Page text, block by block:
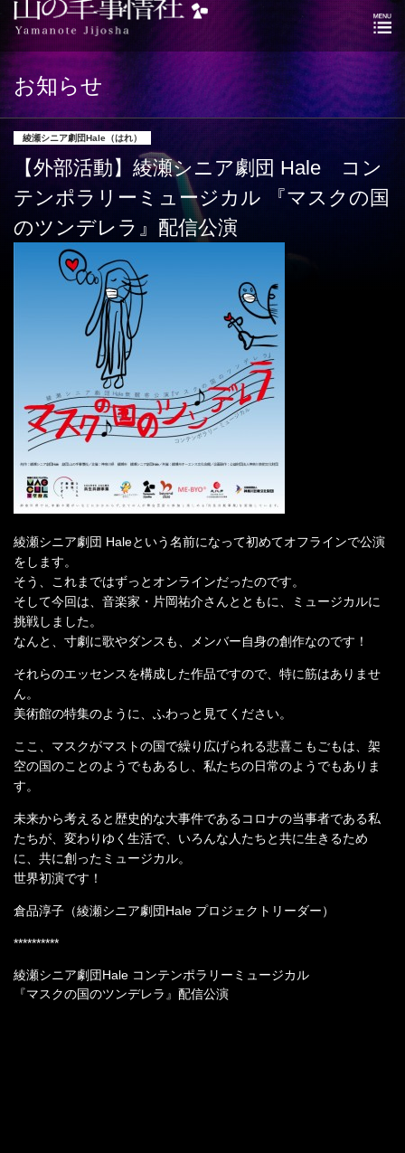
お知らせ
綾瀬シニア劇団Hale（はれ）
【外部活動】綾瀬シニア劇団 Hale コン
テンポラリーミュージカル 『マスクの国
のツンデレラ』配信公演
綾瀬シニア劇団 Haleという名前になって初めてオフラインで公演
をします。
そう、これまではずっとオンラインだったのです。
そして今回は、音楽家・片岡祐介さんとともに、ミュージカルに
挑戦しました。
なんと、寸劇に歌やダンスも、メンバー自身の創作なのです！
それらのエッセンスを構成した作品ですので、特に筋はありませ
ん。
美術館の特集のように、ふわっと見てください。
ここ、マスクがマストの国で繰り広げられる悲喜こもごもは、架
空の国のことのようでもあるし、私たちの日常のようでもありま
す。
未来から考えると歴史的な大事件であるコロナの当事者である私
たちが、変わりゆく生活で、いろんな人たちと共に生きるため
に、共に創ったミュージカル。
世界初演です！
倉品淳子（綾瀬シニア劇団Hale プロジェクトリーダー）
**********
綾瀬シニア劇団Hale コンテンポラリーミュージカル
『マスクの国のツンデレラ』配信公演